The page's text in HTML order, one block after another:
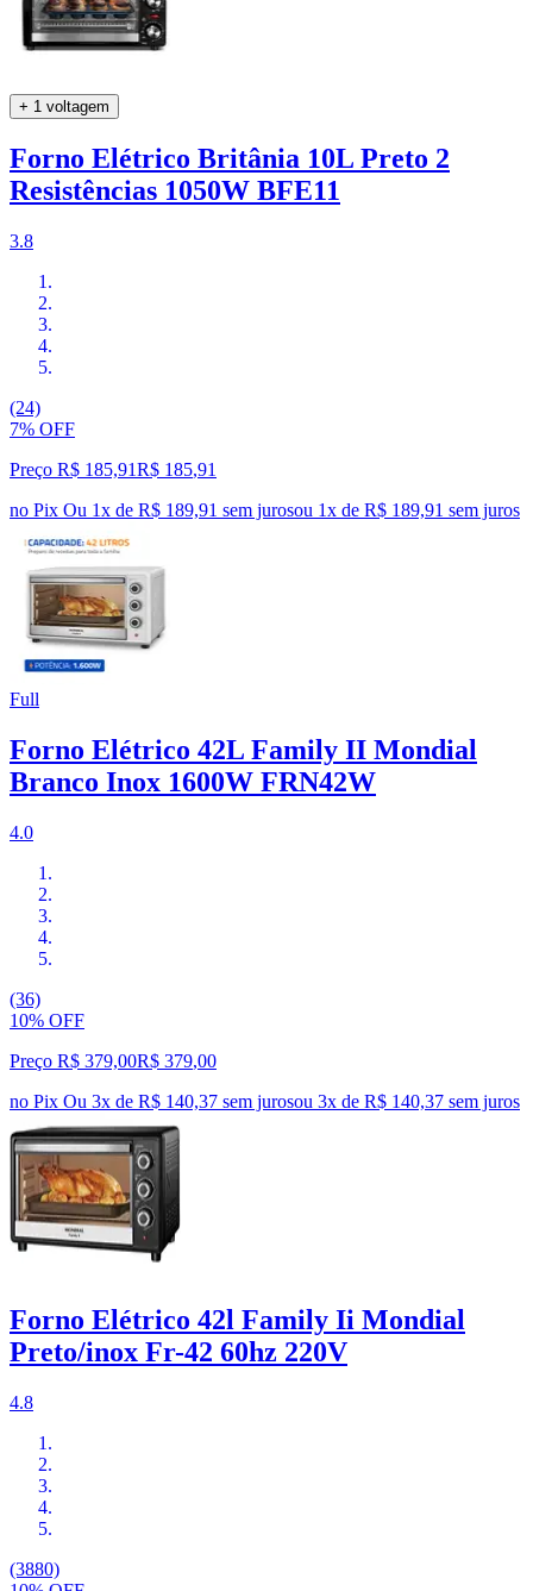
+ 1 voltagem
Forno Elétrico Britânia 10L Preto 2
Resistências 1050W BFE11
3.8
(24)
7% OFF
Preço R$ 185,91R$ 185,91
no Pix Ou 1x de R$ 189,91 sem jurosou 1x de R$ 189,91 sem juros
Full
Forno Elétrico 42L Family II Mondial
Branco Inox 1600W FRN42W
4.0
(36)
10% OFF
Preço R$ 379,00R$ 379,00
no Pix Ou 3x de R$ 140,37 sem jurosou 3x de R$ 140,37 sem juros
Forno Elétrico 42l Family Ii Mondial
Preto/inox Fr-42 60hz 220V
4.8
(3880)